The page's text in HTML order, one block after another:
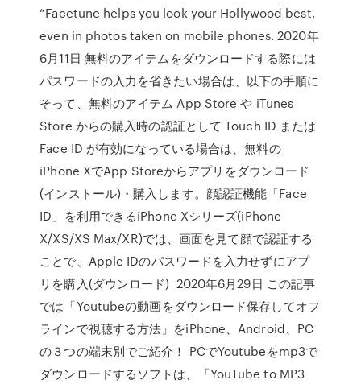
“Facetune helps you look your Hollywood best,
even in photos taken on mobile phones. 2020年
6月11日 無料のアイテムをダウンロードする際には
パスワードの入力を省きたい場合は、以下の手順に
そって、無料のアイテム App Store や iTunes
Store からの購入時の認証として Touch ID または
Face ID が有効になっている場合は、無料の
iPhone XでApp Storeからアプリをダウンロード
(インストール)・購入します。顔認証機能「Face
ID」を利用できるiPhone Xシリーズ(iPhone
X/XS/XS Max/XR)では、画面を見て顔で認証する
ことで、Apple IDのパスワードを入力せずにアプ
リを購入(ダウンロード) 2020年6月29日 この記事
では「Youtubeの動画をダウンロード保存してオフ
ラインで視聴する方法」をiPhone、Android、PC
の３つの端末別でご紹介！ PCでYoutubeをmp3で
ダウンロードするソフトは、「YouTube to MP3